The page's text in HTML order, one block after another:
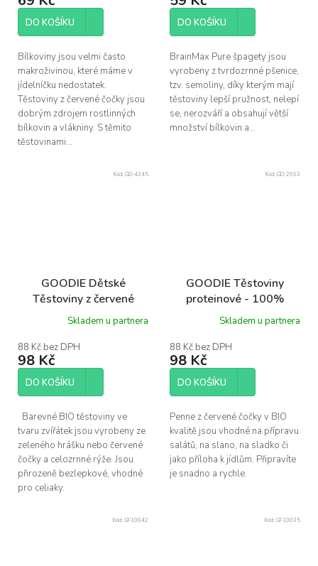
5,0
5
DO KOŠÍKU
Bílkoviny jsou velmi často
makroživinou, které máme v
jídelníčku nedostatek.
Těstoviny z červené čočky jsou
dobrým zdrojem rostlinných
bílkovin a vlákniny. S těmito
těstovinami...
DO KOŠÍKU
BrainMax Pure špagety jsou
vyrobeny z tvrdozrnné pšenice,
tzv. semoliny, díky kterým mají
těstoviny lepší pružnost, nelepí
se, nerozváří a obsahují větší
množství bílkovin a...
GOODIE Dětské
Těstoviny z červené
čočky a zeleného hrášku
- zvířátka - BIO 250 g
Skladem u partnera
88 Kč bez DPH
98 Kč
DO KOŠÍKU
Barevné BIO těstoviny ve
tvaru zvířátek jsou vyrobeny ze
zeleného hrášku nebo červené
čočky a celozrnné rýže. Jsou
přirozeně bezlepkové, vhodné
pro celiaky.
Kód: GD-4345
GOODIE Těstoviny
proteinové - 100%
Červená čočka - Penne
Skladem u partnera
88 Kč bez DPH
98 Kč
DO KOŠÍKU
Penne z červené čočky v BIO
kvalitě jsou vhodné na přípravu
salátů, na slano, na sladko či
jako příloha k jídlům. Připravíte
je snadno a rychle.
Kód: GD-2663
Kód: GF10042 Kód: GF10035